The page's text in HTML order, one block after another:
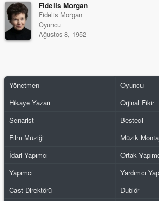
Fidelis Morgan
Fidelis Morgan
Oyuncu
Ağustos 8, 1952
Yönetmen
Oyuncu
Hikaye Yazarı
Orjinal Fikir
Senarist
Besteci
Film Müziği
Müzik
İdari Yapımcı
Ortak
Yapımcı
Yardımcı
Cast Direktörü
Dublör